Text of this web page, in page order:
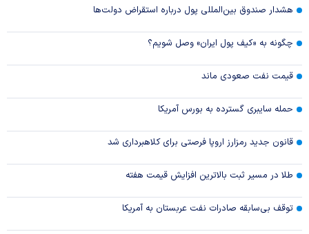
هشدار صندوق بین‌المللی پول درباره استقراض دولت‌ها
چگونه به «کیف پول ایران» وصل شویم؟
قیمت نفت صعودی ماند
حمله سایبری گسترده به بورس آمریکا
قانون جدید رمزارز اروپا فرصتی برای کلاهبرداری شد
طلا در مسیر ثبت بالاترین افزایش قیمت هفته
توقف بی‌سابقه صادرات نفت عربستان به آمریکا